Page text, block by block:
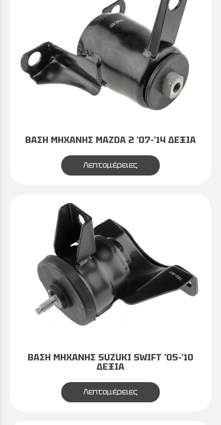
ΒΑΣΗ ΜΗΧΑΝΗΣ MAZDA 2 '07-'14 ΔΕΞΙΑ
Λεπτομέρειες
ΒΑΣΗ ΜΗΧΑΝΗΣ SUZUKI SWIFT '05-'10
ΔΕΞΙΑ
Λεπτομέρειες